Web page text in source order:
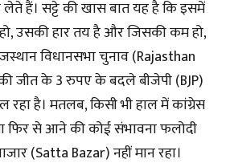
लेते हैं। सट्टे की खास बात यह है कि इसमें
उसकी हार तय है और जिसकी कम हो,
विधानसभा चुनाव (Rajasthan
जीत के 3 रुपए के बदले बीजेपी (BJP)
है। मतलब, किसी भी हाल में कांग्रेस
फिर से आने की कोई संभावना फलोदी
(Satta Bazar) नहीं मान रहा।